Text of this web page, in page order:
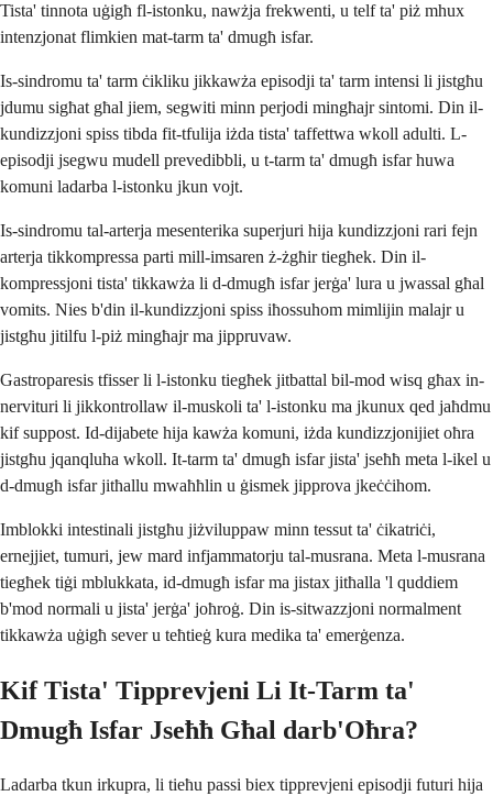
Tista' tinnota uġigħ fl-istonku, nawżja frekwenti, u telf ta' piż mhux
intenzjonat flimkien mat-tarm ta' dmugħ isfar.
Is-sindromu ta' tarm ċikliku jikkawża episodji ta' tarm intensi li jistgħu
jdumu sigħat għal jiem, segwiti minn perjodi mingħajr sintomi. Din il-
kundizzjoni spiss tibda fit-tfulija iżda tista' taffettwa wkoll adulti. L-
episodji jsegwu mudell prevedibbli, u t-tarm ta' dmugħ isfar huwa
komuni ladarba l-istonku jkun vojt.
Is-sindromu tal-arterja mesenterika superjuri hija kundizzjoni rari fejn
arterja tikkompressa parti mill-imsaren ż-żgħir tiegħek. Din il-
kompressjoni tista' tikkawża li d-dmugħ isfar jerġa' lura u jwassal għal
vomits. Nies b'din il-kundizzjoni spiss iħossuhom mimlijin malajr u
jistgħu jitilfu l-piż mingħajr ma jippruvaw.
Gastroparesis tfisser li l-istonku tiegħek jitbattal bil-mod wisq għax in-
nervituri li jikkontrollaw il-muskoli ta' l-istonku ma jkunux qed jaħdmu
kif suppost. Id-dijabete hija kawża komuni, iżda kundizzjonijiet oħra
jistgħu jqanqluha wkoll. It-tarm ta' dmugħ isfar jista' jseħħ meta l-ikel u
d-dmugħ isfar jitħallu mwaħħlin u ġismek jipprova jkeċċihom.
Imblokki intestinali jistgħu jiżviluppaw minn tessut ta' ċikatriċi,
ernejjiet, tumuri, jew mard infjammatorju tal-musrana. Meta l-musrana
tiegħek tiġi mblukkata, id-dmugħ isfar ma jistax jitħalla 'l quddiem
b'mod normali u jista' jerġa' joħroġ. Din is-sitwazzjoni normalment
tikkawża uġigħ sever u teħtieġ kura medika ta' emerġenza.
Kif Tista' Tipprevjeni Li It-Tarm ta'
Dmugħ Isfar Jseħħ Għal darb'Oħra?
Ladarba tkun irkupra, li tieħu passi biex tipprevjeni episodji futuri hija